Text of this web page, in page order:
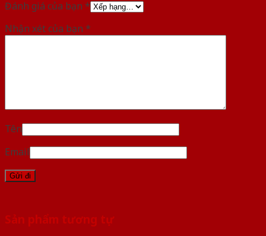
Đánh giá của bạn *
Nhận xét của bạn *
Tên
Email
Sản phẩm tương tự